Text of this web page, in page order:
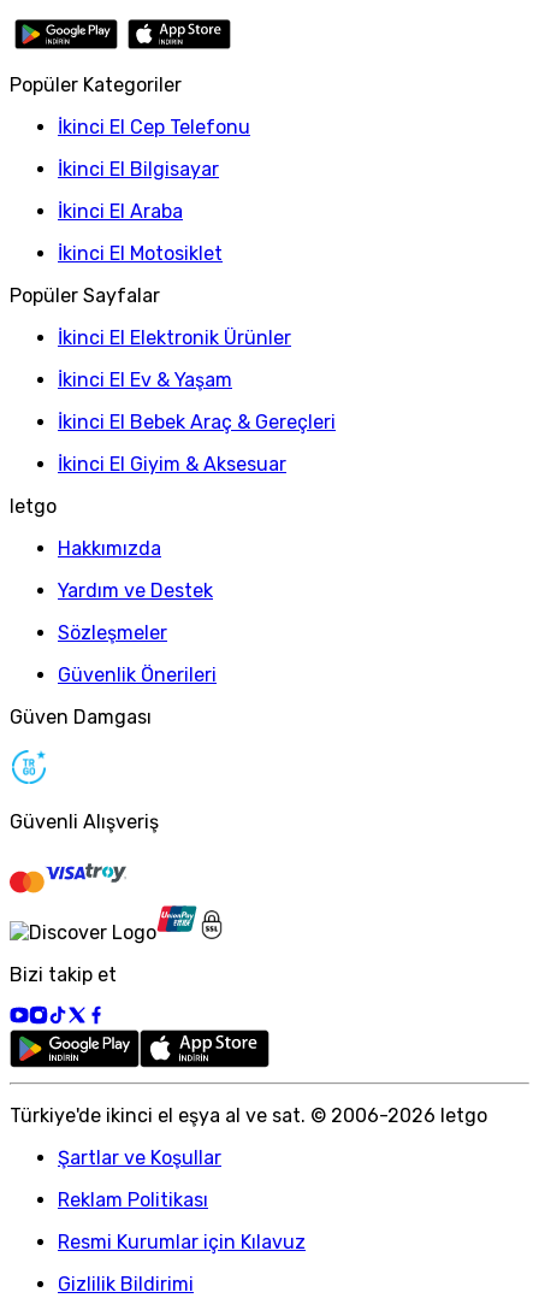
Popüler Kategoriler
İkinci El Cep Telefonu
İkinci El Bilgisayar
İkinci El Araba
İkinci El Motosiklet
Popüler Sayfalar
İkinci El Elektronik Ürünler
İkinci El Ev & Yaşam
İkinci El Bebek Araç & Gereçleri
İkinci El Giyim & Aksesuar
letgo
Hakkımızda
Yardım ve Destek
Sözleşmeler
Güvenlik Önerileri
Güven Damgası
Güvenli Alışveriş
Bizi takip et
Türkiye'de ikinci el eşya al ve sat. © 2006-2026 letgo
Şartlar ve Koşullar
Reklam Politikası
Resmi Kurumlar için Kılavuz
Gizlilik Bildirimi